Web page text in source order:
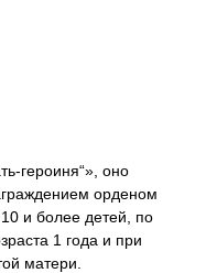
героиня“», оно
орденом
и более детей, по
1 года и при
матери.